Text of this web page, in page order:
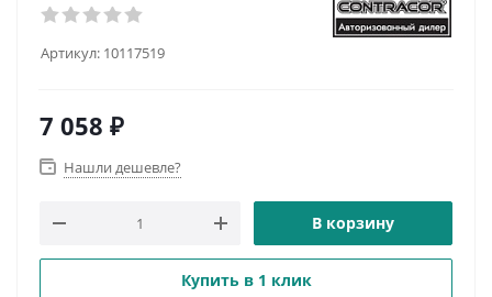
Артикул: 10117519
7 058 ₽
Нашли дешевле?
В корзину
Купить в 1 клик